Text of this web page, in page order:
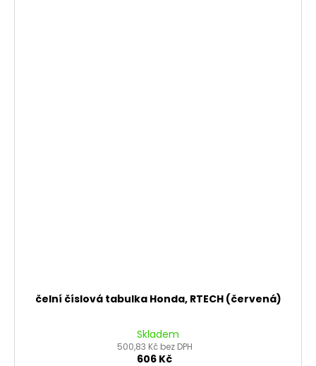
čelní číslová tabulka Honda, RTECH (červená)
Skladem
500,83 Kč bez DPH
606 Kč